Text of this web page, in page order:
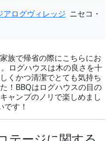
アログヴィレッジ ニセコ・
族で帰省の際にこちらにお
ログハウスは木の良さを十
くかつ清潔でとても気持ち
！BBQはログハウスの目の
ャンプのノリで楽しめまし
す！